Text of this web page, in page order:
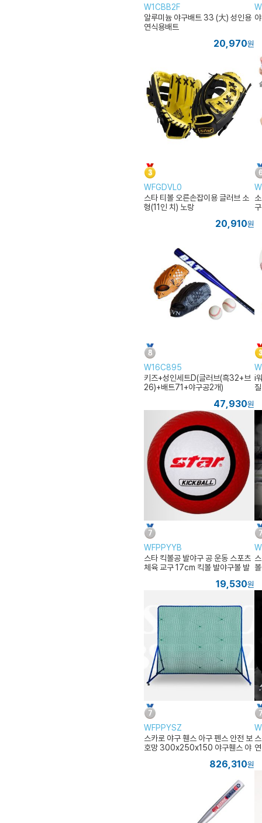
W1CBB2F
알루미늄 야구배트 33 (大) 성인용
연식용배트
20,970원
WFGDVL0
스타 티볼 오른손잡이용 글러브 소
형(11인 치) 노랑
20,910원
W16C895
키즈+성인세트D(글러브(흑32+브
26)+배트71+야구공2개)
47,930원
i
WFPPYYB
스타 킥볼공 발야구 공 운동 스포츠
체육 교구 17cm 킥볼 발야구볼 발
19,530원
WFPPYSZ
스카로 야구 휀스 아구 펜스 안전 보
호망 300x250x150 야구휀스 야
826,310원